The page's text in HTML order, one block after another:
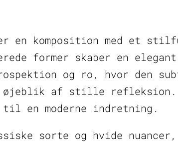
antal
en komposition med et
former skaber en
og ro, hvor den
af stille refleksion.
en moderne indretning.
sorte og hvide